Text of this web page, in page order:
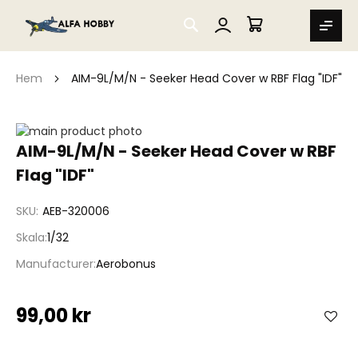
SEARCH
MIN VARUKORG
Hem AIM-9L/M/N - Seeker Head Cover w RBF Flag "IDF"
AIM-9L/M/N - Seeker Head Cover w RBF
Flag "IDF"
SKU AEB-320006
Skala 1/32
ManufacturerAerobonus
99,00 kr
Hoppa
till
av
Hoppa
början
bildgalleriet